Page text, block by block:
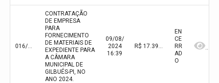
016/2024
CONTRATAÇÃO
DE EMPRESA
PARA
FORNECIMENTO
DE MATERIAIS DE
EXPEDIENTE PARA
A CÂMARA
MUNICIPAL DE
GILBUÉS-PI, NO
ANO 2024.
09/08/
2024
16:39
R$ 17.393,00(valor inicial) R$ 17.393,00(valor atualizado)
EN
CE
RR
AD
O